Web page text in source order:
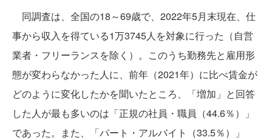
同調査は、全国の18～69歳で、2022年5月末現在、仕
事から収入を得ている1万3745人を対象に行った（自営
業者・フリーランスを除く）。このうち勤務先と雇用形
態が変わらなかった人に、前年（2021年）に比べ賃金が
どのように変化したかを聞いたところ、「増加」と回答
した人が最も多いのは「正規の社員・職員（44.6％）」
であった。また、「パート・アルバイト（33.5％）」